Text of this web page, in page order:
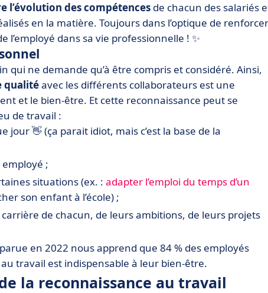
l’évolution des compétences de chacun des salariés
en la matière. Toujours dans l’optique de renforcer
dans sa vie professionnelle ! ✨
qui ne demande qu’à être compris et considéré. Ainsi,
qualitéavec les différents collaborateurs est une
et le bien-être. Et cette reconnaissance peut se
de travail :
👋 (ça parait idiot, mais c’est la base de la
;
situations (ex. : adapter l’emploi du temps d’un
son enfant à l’école) ;
de chacun, de leurs ambitions, de leurs projets
en 2022 nous apprend que 84 % des employés
travail est indispensable à leur bien-être.
la reconnaissance au travail